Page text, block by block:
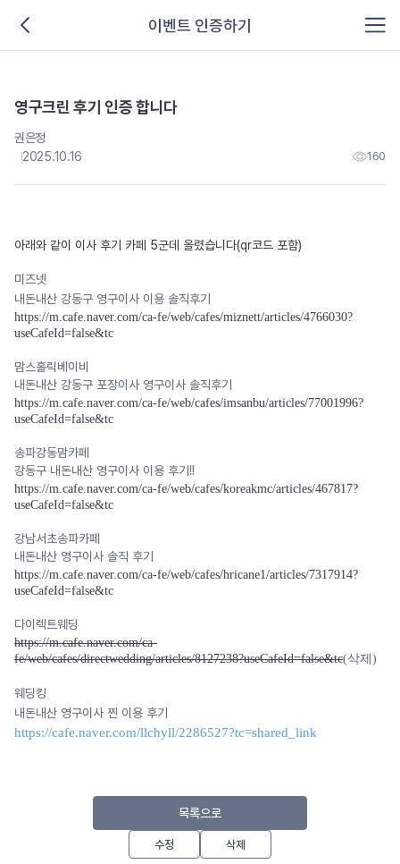
이벤트 인증하기
영구크린 후기 인증 합니다
권은정
2025.10.16
160
아래와 같이 이사 후기 카페 5군데 올렸습니다(qr코드 포함)
미즈넷
내돈내산 강동구 영구이사 이용 솔직후기
https://m.cafe.naver.com/ca-fe/web/cafes/miznett/articles/4766030?
useCafeId=false&tc
맘스홀릭베이비
내돈내산 강동구 포장이사 영구이사 솔직후기
https://m.cafe.naver.com/ca-fe/web/cafes/imsanbu/articles/77001996?
useCafeId=false&tc
송파강동맘카페
강동구 내돈내산 영구이사 이용 후기!!
https://m.cafe.naver.com/ca-fe/web/cafes/koreakmc/articles/467817?
useCafeId=false&tc
강남서초송파카페
내돈내산 영구이사 솔직 후기
https://m.cafe.naver.com/ca-fe/web/cafes/hricane1/articles/7317914?
useCafeId=false&tc
다이렉트웨딩
https://m.cafe.naver.com/ca-
fe/web/cafes/directwedding/articles/8127238?useCafeId=false&tc(삭제)
웨딩킹
내돈내산 영구이사 찐 이용 후기
https://cafe.naver.com/llchyll/2286527?tc=shared_link
목록으로
수정 삭제